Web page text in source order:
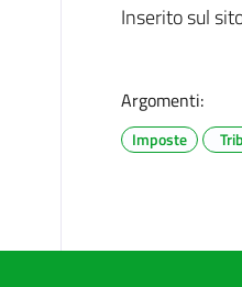
Inserito sul
Argomenti:
Imposte